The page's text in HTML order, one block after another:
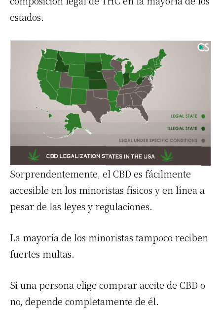
estados.
Sorprendentemente, el CBD es fácilmente
accesible en los minoristas físicos y en línea a
pesar de las leyes y regulaciones.
La mayoría de los minoristas tampoco reciben
fuertes multas.
Si una persona elige comprar aceite de CBD o
no, depende completamente de él.